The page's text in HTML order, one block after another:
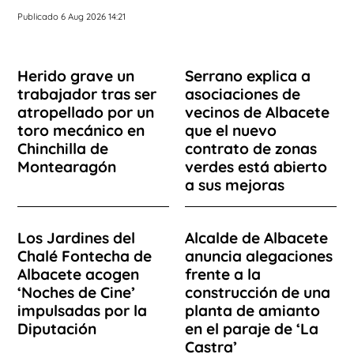
Publicado 6 Aug 2026 14:21
Herido grave un
trabajador tras ser
atropellado por un
toro mecánico en
Chinchilla de
Montearagón
Serrano explica a
asociaciones de
vecinos de Albacete
que el nuevo
contrato de zonas
verdes está abierto
a sus mejoras
Los Jardines del
Chalé Fontecha de
Albacete acogen
‘Noches de Cine’
impulsadas por la
Diputación
Alcalde de Albacete
anuncia alegaciones
frente a la
construcción de una
planta de amianto
en el paraje de ‘La
Castra’